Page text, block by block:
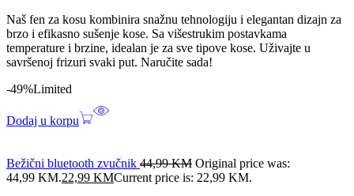
Naš fen za kosu kombinira snažnu tehnologiju i elegantan dizajn za
brzo i efikasno sušenje kose. Sa višestrukim postavkama
temperature i brzine, idealan je za sve tipove kose. Uživajte u
savršenoj frizuri svaki put. Naručite sada!
-49%Limited
Dodaj u korpu
Bežični bluetooth zvučnik 44,99KM Original price was:
44,99 KM.22,99 KMCurrent price is: 22,99 KM.